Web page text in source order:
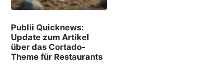
Publii Quicknews:
Update zum Artikel
über das Cortado-
Theme für Restaurants